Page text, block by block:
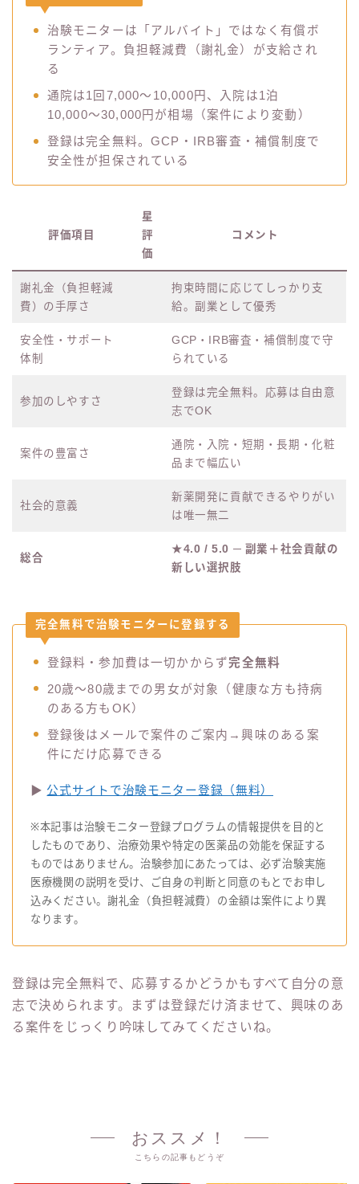
治験モニターは「アルバイト」ではなく有償ボ
ランティア。負担軽減費（謝礼金）が支給され
る
通院は1回7,000〜10,000円、入院は1泊
10,000〜30,000円が相場（案件により変動）
登録は完全無料。GCP・IRB審査・補償制度で
安全性が担保されている
評価項目
星
評
価
コメント
謝礼金（負担軽減
費）の手厚さ
拘束時間に応じてしっかり支
給。副業として優秀
安全性・サポート
体制
GCP・IRB審査・補償制度で守
られている
参加のしやすさ
登録は完全無料。応募は自由意
志でOK
案件の豊富さ
通院・入院・短期・長期・化粧
品まで幅広い
社会的意義
新薬開発に貢献できるやりがい
は唯一無二
総合
★4.0 / 5.0 ─ 副業＋社会貢献の
新しい選択肢
完全無料で治験モニターに登録する
登録料・参加費は一切かからず完全無料
20歳〜80歳までの男女が対象（健康な方も持病
のある方もOK）
登録後はメールで案件のご案内→興味のある案
件にだけ応募できる
▶ 公式サイトで治験モニター登録（無料）
※本記事は治験モニター登録プログラムの情報提供を目的と
したものであり、治療効果や特定の医薬品の効能を保証する
ものではありません。治験参加にあたっては、必ず治験実施
医療機関の説明を受け、ご自身の判断と同意のもとでお申し
込みください。謝礼金（負担軽減費）の金額は案件により異
なります。
登録は完全無料で、応募するかどうかもすべて自分の意
志で決められます。まずは登録だけ済ませて、興味のあ
る案件をじっくり吟味してみてくださいね。
おススメ！
こちらの記事もどうぞ